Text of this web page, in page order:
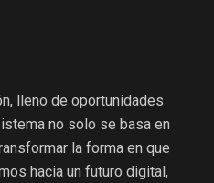
lleno de oportunidades
no solo se basa en
la forma en que
hacia un futuro digital,